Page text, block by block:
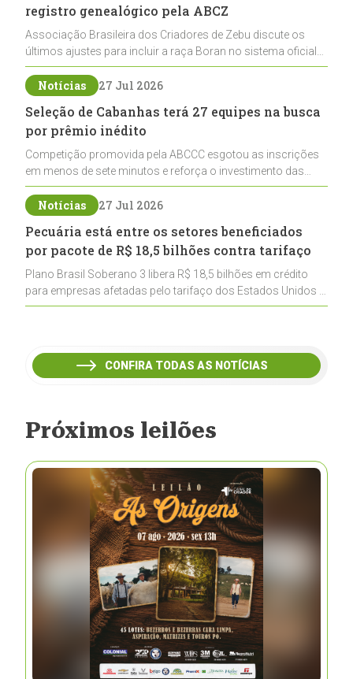
registro genealógico pela ABCZ
Associação Brasileira dos Criadores de Zebu discute os
últimos ajustes para incluir a raça Boran no sistema oficial
de registros, abrindo caminho para sua expansão na
pecuária nacional
Notícias 27 Jul 2026
Seleção de Cabanhas terá 27 equipes na busca
por prêmio inédito
Competição promovida pela ABCCC esgotou as inscrições
em menos de sete minutos e reforça o investimento das
cabanhas na seleção genética de Cavalos Crioulos voltados
ao laço
Notícias 27 Jul 2026
Pecuária está entre os setores beneficiados
por pacote de R$ 18,5 bilhões contra tarifaço
Plano Brasil Soberano 3 libera R$ 18,5 bilhões em crédito
para empresas afetadas pelo tarifaço dos Estados Unidos e
inclui a pecuária entre os setores estratégicos
CONFIRA TODAS AS NOTÍCIAS
Próximos leilões